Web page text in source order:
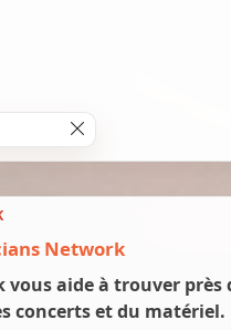
Network
aide à trouver près
concerts et du matériel.